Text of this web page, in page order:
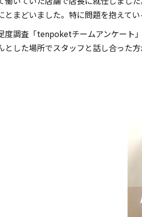
まどいました。特に問題を抱えて
度調査「tenpoketチームアンケート
とした場所でスタッフと話し合った